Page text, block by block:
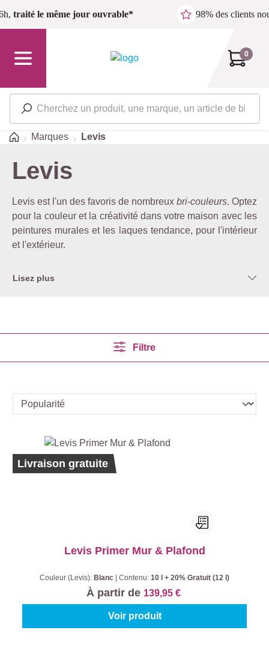
Passer au contenu principal
traité le même jour ouvrable* 98% des clients
0
Accueil
Marques Levis
Levis
Levis est l'un des favoris de nombreux bri-couleurs. Optez
pour la couleur et la créativité dans votre maison avec les
peintures murales et les laques tendance, pour l'intérieur
et l'extérieur.
Lisez plus
Filtre
Best-seller
Ecolabel
Livraison gratuite
Levis Primer Mur & Plafond
Couleur (Levis): Blanc Contenu: 10 l + 20% Gratuit (12 l)
À partir de 139,95 €
Voir produit